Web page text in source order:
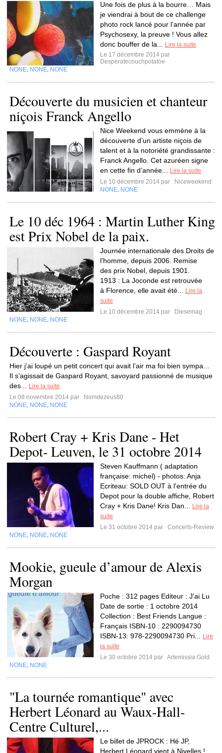
Une fois de plus à la bourre… Mais
je viendrai à bout de ce challenge
photo rock lancé pour l’année par
Psychosexy, la preuve ! Vous allez
donc bouffer de la...
Lire la suite
Le 17 décembre 2014 par
Desperatecouchpotatoe
NONE NONE NONE
Découverte du musicien et chanteur
niçois Franck Angello
Nice Weekend vous emmène à la
découverte d’un artiste niçois de
talent et à la notoriété grandissante :
Franck Angello. Cet azuréen signe
en cette fin d’année...
Lire la suite
Le 10 décembre 2014 par
Niceweekend
NONE NONE
Le 10 déc 1964 : Martin Luther King
est Prix Nobel de la paix.
Journée internationale des Droits de
l’homme, depuis 2006. Remise
des prix Nobel, depuis 1901.
1913 : La Joconde est retrouvée
à Florence, elle avait été...
Lire la
suite
Le 10 décembre 2014 par
Diesemag
NONE NONE NONE
Découverte : Gaspard Royant
Hier j’ai loupé un petit concert qui avait l’air ma foi bien sympa…
Il s’agissait de Gaspard Royant, savoyard passionné de musique
des...
Lire la suite
Le 08 novembre 2014 par
Nomdezeus80
NONE NONE NONE
Robert Cray + Kris Dane - Het
Depot- Leuven, le 31 octobre 2014
Steven Kauffmann ( adaptation
française: michel) - photos: Anja
Ecriteau: SOLD OUT à l'entrée du
Depot pour la double affiche, Robert
Cray + Kris Dane! Kris Dan...
Lire la
suite
Le 31 octobre 2014 par
Concerts-Review
NONE NONE NONE
Mookie, gueule d’amour de Alexis
Morgan
Poche : 312 pages Editeur : J’ai Lu
Date de sortie : 1 octobre 2014
Collection : Best Friends Langue :
Français ISBN-10 : 2290094730
ISBN-13: 978-2290094730 Pri...
Lire
la suite
Le 30 octobre 2014 par Artemissia Gold
NONE NONE
"La tournée romantique" avec
Herbert Léonard au Waux-Hall-
Centre Culturel,...
Le billet de JPROCK : Hé JP,
Herbert Léonard vient à Nivelles !